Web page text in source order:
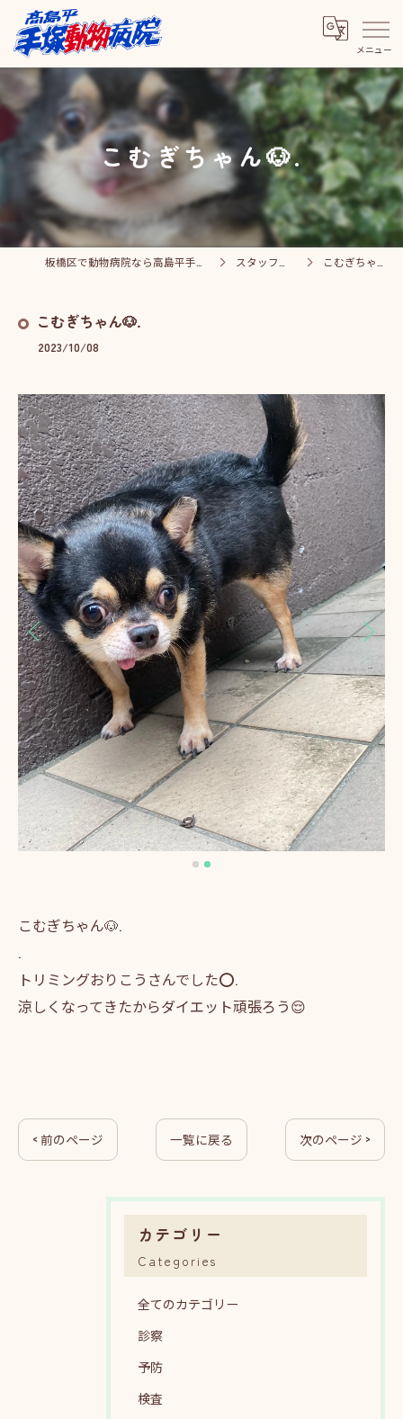
こむぎちゃん🐶.
スタッフブログ こむぎちゃん🐶.
こむぎちゃん🐶.
2023/10/08
こむぎちゃん🐶.
.
トリミングおりこうさんでした⭕️.
涼しくなってきたからダイエット頑張ろう😌
< 前のページ 一覧に戻る 次のページ >
カテゴリー
Categories
全てのカテゴリー
診察
予防
検査